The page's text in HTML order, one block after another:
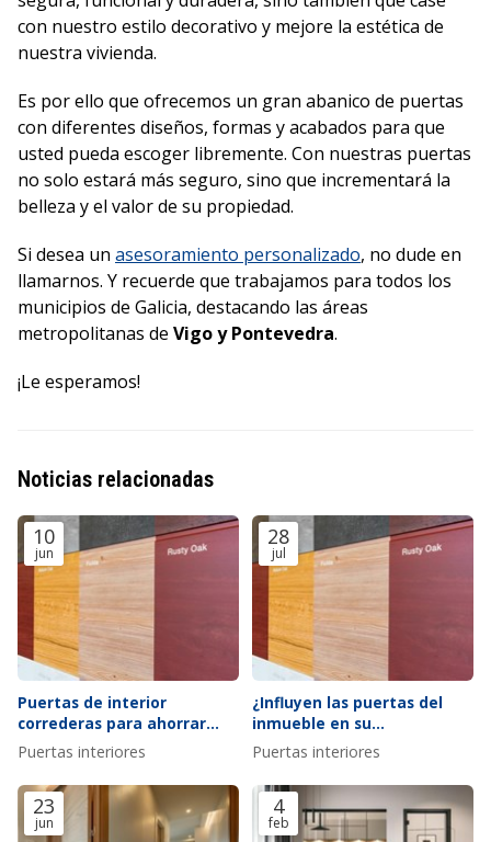
con nuestro estilo decorativo y mejore la estética de
nuestra vivienda.
Es por ello que ofrecemos un gran abanico de puertas
con diferentes diseños, formas y acabados para que
usted pueda escoger libremente. Con nuestras puertas
no solo estará más seguro, sino que incrementará la
belleza y el valor de su propiedad.
Si desea un asesoramiento personalizado, no dude en
llamarnos. Y recuerde que trabajamos para todos los
municipios de Galicia, destacando las áreas
metropolitanas de Vigo y Pontevedra.
¡Le esperamos!
Noticias relacionadas
10
jun
Puertas de interior
correderas para ahorrar
espacio en pisos pequeños
Puertas interiores
28
jul
¿Influyen las puertas del
inmueble en su
aislamiento?
Puertas interiores
23
jun
4
feb